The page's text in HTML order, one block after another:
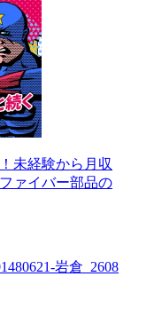
未経験から月収
ァイバー部品の
岩倉_2608